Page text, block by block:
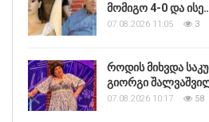
მომიგო 4-0 და
07.08.2026 11:05 3
როდის მიხვდა
გიორგი
07.08.2026 10:17 58